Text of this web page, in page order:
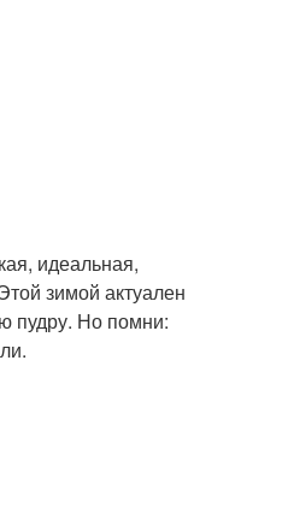
идеальная,
зимой актуален
пудру. Но помни: